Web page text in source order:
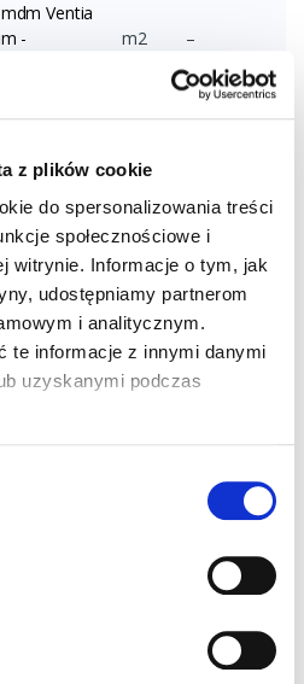
z plików cookie
do spersonalizowania treści
społecznościowe i
witrynie. Informacje o tym, jak
udostępniamy partnerom
i analitycznym.
te informacje z innymi danymi
uzyskanymi podczas
Ventia
-
m2 –
Plus - 25th
m2
Ventia
Plus TT -
m2 –